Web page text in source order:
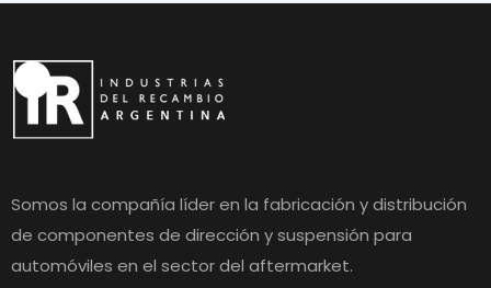
Somos la compañía líder en la fabricación y distribución
de componentes de dirección y suspensión para
automóviles en el sector del aftermarket.